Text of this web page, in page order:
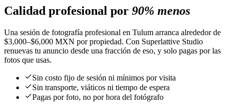
Calidad profesional por 90% menos
Una sesión de fotografía profesional en Tulum arranca alrededor de
$3,000–$6,000 MXN por propiedad. Con Superlattive Studio
renuevas tu anuncio desde una fracción de eso, y solo pagas por las
fotos que usas.
Sin costo fijo de sesión ni mínimos por visita
Sin transporte, viáticos ni tiempo de espera
Pagas por foto, no por hora del fotógrafo